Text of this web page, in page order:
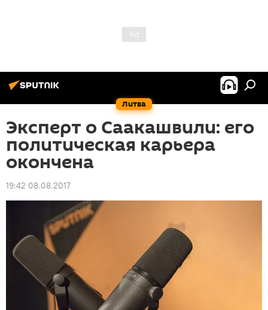
Литва
Эксперт о Саакашвили: его
политическая карьера
окончена
19:42 08.08.2017